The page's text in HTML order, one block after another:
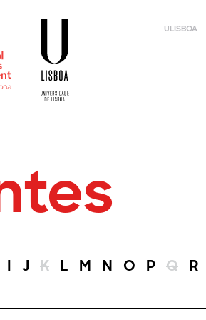
ULISBOA
I J K L M N O P Q R